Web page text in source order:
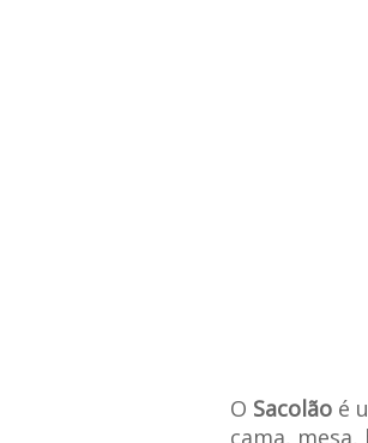
O Sacolão é
cama,